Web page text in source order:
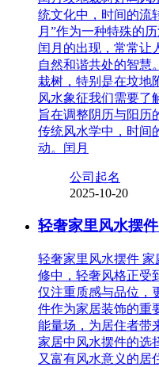
统文化中，时间的流
月”作为一种特殊的
闰月的出现，常常让
自然和谐共处的智慧
栽树，特别是在坟地
风水象征我们需要了
旨在调整阴历与阳历
传统风水学中，时间
动。闰月
公司起名
2025-10-20
轻奢家里风水摆
轻奢家里风水摆件
修中，轻奢风格正受
仅注重质感与品位，
件作为家居装饰的重
能量场，为居住者带
家居中风水摆件的选
又富有风水意义的居